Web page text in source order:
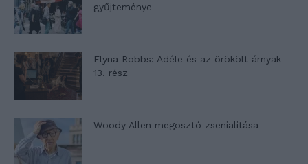
gyűjteménye
Elyna Robbs: Adéle és az örökölt árnyak
13. rész
Woody Allen megosztó zsenialitása